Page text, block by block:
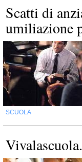
Scatti di
umiliazione
SCUOLA